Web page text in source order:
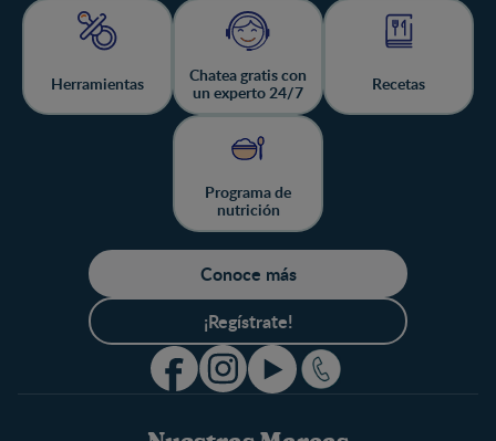
Herramientas
Chatea gratis con
un experto 24/7
Recetas
Programa de
nutrición
Conoce más
¡Regístrate!